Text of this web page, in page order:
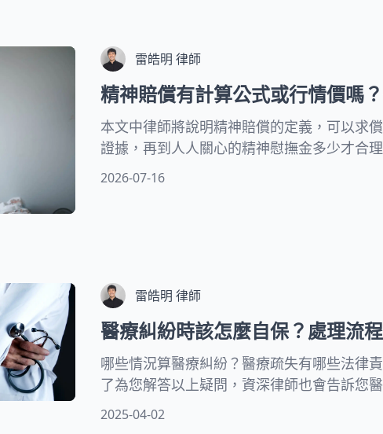
雷皓明 律師
精神賠償有計算公式或行情價嗎
本文中律師將說明精神賠償的定義，可以求
證據，再到人人關心的精神慰撫金多少才合
讓你更了解法官如何決定精神賠償數額！
2026-07-16
雷皓明 律師
醫療糾紛時該怎麼自保？處理流
哪些情況算醫療糾紛？醫療疏失有哪些法律
了為您解答以上疑問，資深律師也會告訴您
醫療糾紛的追訴期、醫療糾紛處理方式及醫
2025-04-02